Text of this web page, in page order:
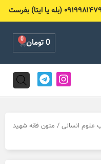
0تومان 0
Cart
I
n
s
g
a
T
e
l
r
m
علوم انسانی / متون فقه شهید